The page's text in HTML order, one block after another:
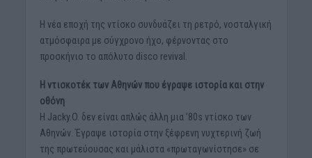
Η νέα εποχή της ντίσκο συνδυάζει τη ρετρό, νοσταλγική
ατμόσφαιρα με σύγχρονο ήχο, φέρνοντας στο
προσκήνιο το απόλυτο disco revival.
Η ντισκοτέκ των Αθηνών που έγραψε ιστορία και στην
οθόνη
Η Jacky.O. δεν είναι απλώς άλλη μια ’80s ντίσκο των
Αθηνών. Έγραψε ιστορία στην ξέφρενη νυχτερινή ζωή
της πρωτεύουσας και μάλιστα «πρωταγωνίστησε» σε